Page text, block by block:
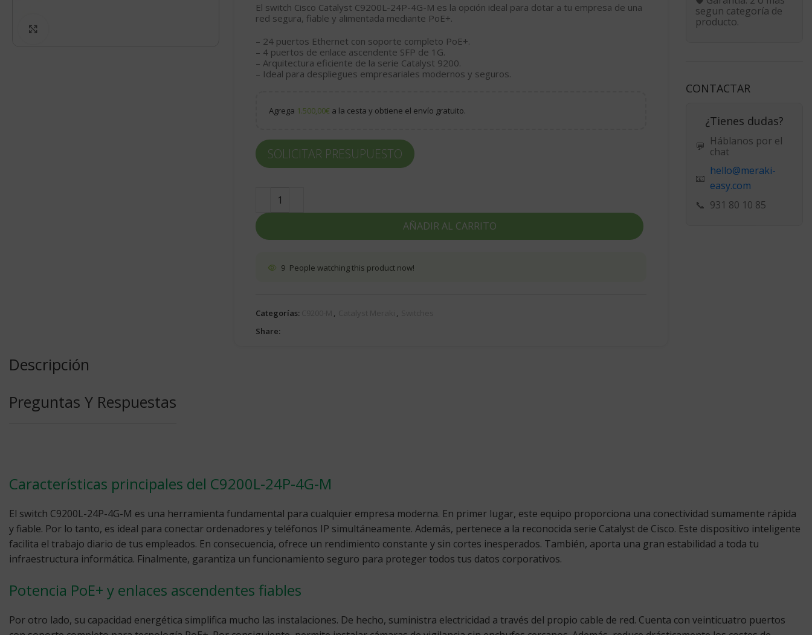
El switch Cisco Catalyst C9200L-24P-4G-M es la opción ideal para dotar a tu empresa de una
red segura, fiable y alimentada mediante PoE+.
– 24 puertos Ethernet con soporte completo PoE+.
– 4 puertos de enlace ascendente SFP de 1G.
– Arquitectura eficiente de la serie Catalyst 9200.
– Ideal para despliegues empresariales modernos y seguros.
Agrega 1.500,00€ a la cesta y obtiene el envío gratuito.
AÑADIR AL CARRITO
SOLICITAR PRESUPUESTO
9 People watching this product now!
Categorías:
Share:
segun categoría de
producto.
CONTACTAR
¿Tienes dudas?
💬 Háblanos por el
chat
📧
hello@meraki-
easy.com
📞 931 80 10 85
Descripción
Preguntas Y Respuestas
Características principales del C9200L-24P-4G-M
El switch C9200L-24P-4G-M es una herramienta fundamental para cualquier empresa moderna. En primer lugar, este equipo proporciona una conectividad sumamente rápida
y fiable. Por lo tanto, es ideal para conectar ordenadores y teléfonos IP simultáneamente. Además, pertenece a la reconocida serie Catalyst de Cisco. Este dispositivo inteligente
facilita el trabajo diario de tus empleados. En consecuencia, ofrece un rendimiento constante y sin cortes inesperados. También, aporta una gran estabilidad a toda tu
infraestructura informática. Finalmente, garantiza un funcionamiento seguro para proteger todos tus datos corporativos.
Potencia PoE+ y enlaces ascendentes fiables
Por otro lado, su capacidad energética simplifica mucho las instalaciones. De hecho, suministra electricidad a través del propio cable de red. Cuenta con veinticuatro puertos